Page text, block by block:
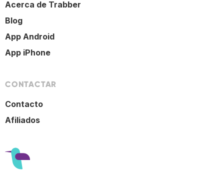
Acerca de Trabber
Blog
App Android
App iPhone
CONTACTAR
Contacto
Afiliados